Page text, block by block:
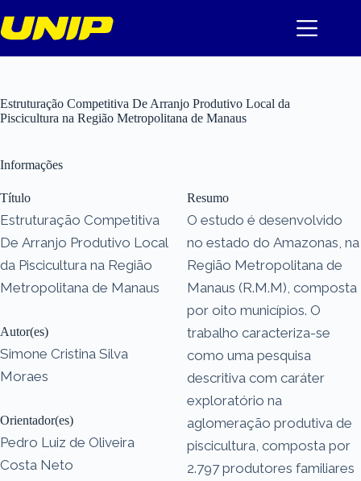
para
o
Estruturação Competitiva De Arranjo Produtivo Local da
Piscicultura na Região Metropolitana de Manaus
Informações
Título
Estruturação Competitiva
De Arranjo Produtivo Local
da Piscicultura na Região
Metropolitana de Manaus
Autor(es)
Simone Cristina Silva
Moraes
Orientador(es)
Pedro Luiz de Oliveira
Costa Neto
Resumo
O estudo é desenvolvido
no estado do Amazonas, na
Região Metropolitana de
Manaus (R.M.M), composta
por oito municípios. O
trabalho caracteriza-se
como uma pesquisa
descritiva com caráter
exploratório na
aglomeração produtiva de
piscicultura, composta por
2.797 produtores familiares